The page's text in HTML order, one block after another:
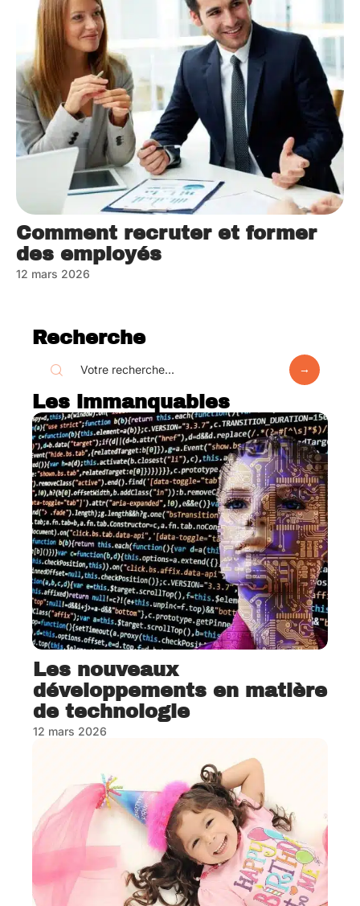
Comment recruter et former
des employés
12 mars 2026
Recherche
Les immanquables
Les nouveaux
développements en matière
de technologie
12 mars 2026